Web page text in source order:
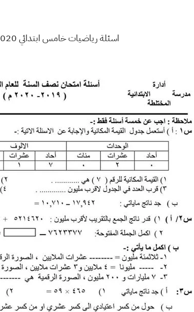
اسئلة رياضيات خامس ابتدائي 2020 نصف السنة